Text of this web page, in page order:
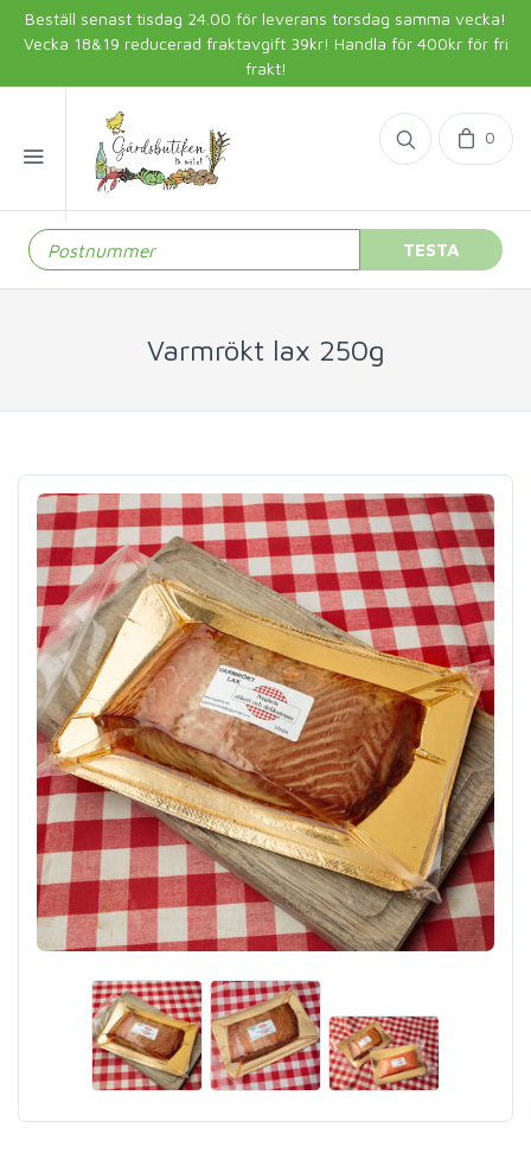
Beställ senast tisdag 24.00 för leverans torsdag samma vecka!
Vecka 18&19 reducerad fraktavgift 39kr! Handla för 400kr för fri
frakt!
0
TESTA
Varmrökt lax 250g